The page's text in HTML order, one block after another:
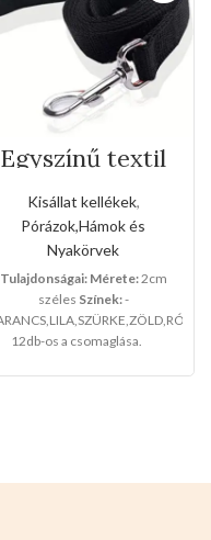
Egyszínű textil
kézipóráz(Közep
es méret)
Kisállat kellékek,
Pórázok,Hámok és
Nyakörvek
Tulajdonságai: Mérete:2cm
széles Színek:-
12db-os a csomaglása.